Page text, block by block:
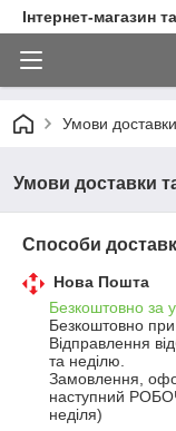
Інтернет-магазин
Умови
Умови доставки
Способи
Нова Пошта
Безкоштовно за
Безкоштовно при
Відправлення
та неділю.
Замовлення,
наступний
неділя)